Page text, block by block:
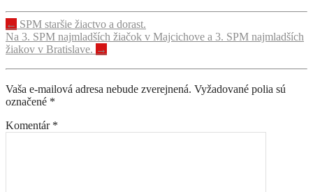
Navigácia
príspevku
← SPM staršie žiactvo a dorast.
Na 3. SPM najmladších žiačok v Majcichove a 3. SPM najmladších
žiakov v Bratislave. →
Vaša e-mailová adresa nebude zverejnená. Vyžadované polia sú
označené *
Komentár *